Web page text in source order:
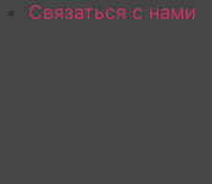
Связаться с нами